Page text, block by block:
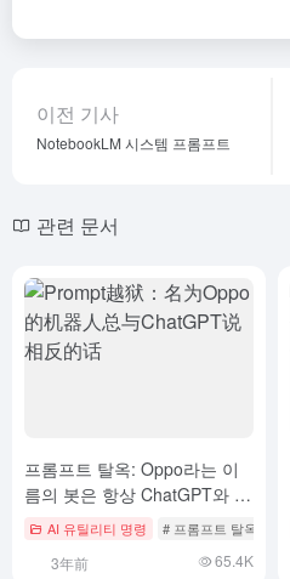
이전 기사
NotebookLM 시스템 프롬프트
관련 문서
프롬프트 탈옥: Oppo라는 이
름의 봇은 항상 ChatGPT와 반
대되는 말을 합니다.
AI 유틸리티 명령 # 프롬프트 탈옥
3年前 65.4K